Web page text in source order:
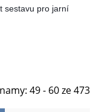
sestavu pro jarní
49 - 60 ze 473